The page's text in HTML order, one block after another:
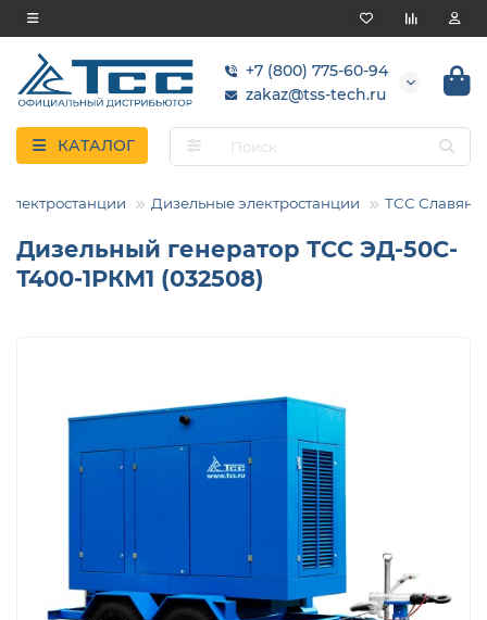
+7 (800) 775-60-94
zakaz@tss-tech.ru
КАТАЛОГ
Электростанции Дизельные электростанции ТСС
Дизельный генератор ТСС ЭД-50С-
Т400-1РКМ1 (032508)